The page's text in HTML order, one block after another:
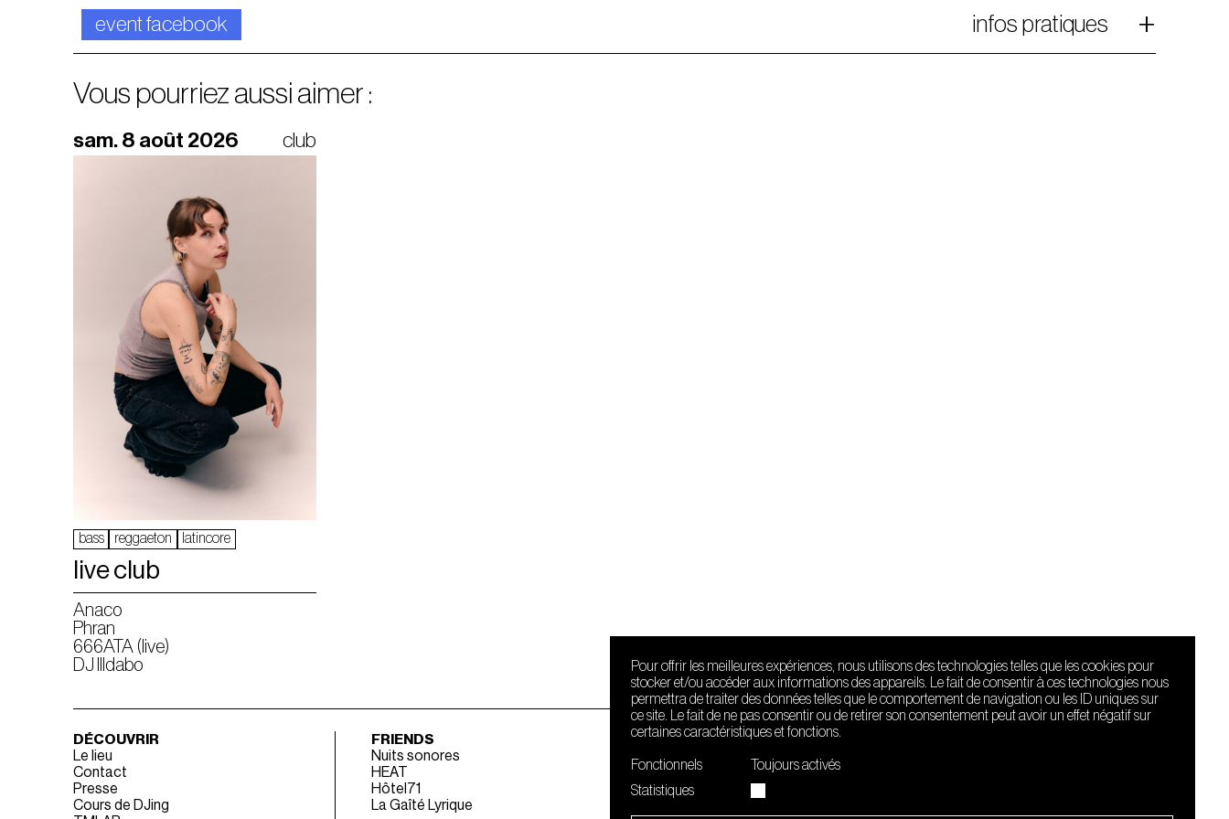
event facebook infos pratiques
Vous pourriez aussi aimer :
sam. 8 août 2026 club
bass reggaeton latincore
live club
Anaco
Phran
666ATA (live)
DJ Illdabo
DÉCOUVRIR
Le lieu
Contact
Presse
Cours de DJing
FRIENDS
Nuits sonores
HEAT
Hôtel71
La Gaîté Lyrique
Pour offrir les meilleures expériences, nous utilisons des technologies telles que les cookies pour
stocker et/ou accéder aux informations des appareils. Le fait de consentir à ces technologies nous
permettra de traiter des données telles que le comportement de navigation ou les ID uniques sur
ce site. Le fait de ne pas consentir ou de retirer son consentement peut avoir un effet négatif sur
certaines caractéristiques et fonctions.
Fonctionnels
Toujours activés
Statistiques